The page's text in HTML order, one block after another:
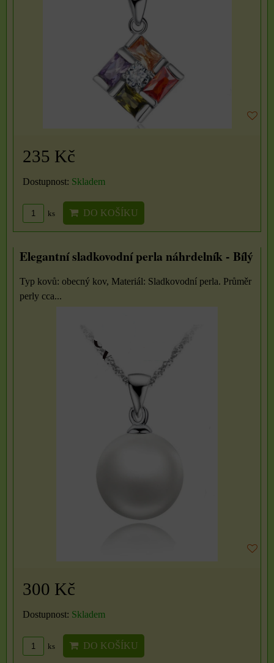
235 Kč
Dostupnost: Skladem
ks DO KOŠÍKU
Elegantní sladkovodní perla náhrdelník - Bílý
Typ kovů: obecný kov, Materiál: Sladkovodní perla. Průměr
perly cca...
300 Kč
Dostupnost: Skladem
ks DO KOŠÍKU